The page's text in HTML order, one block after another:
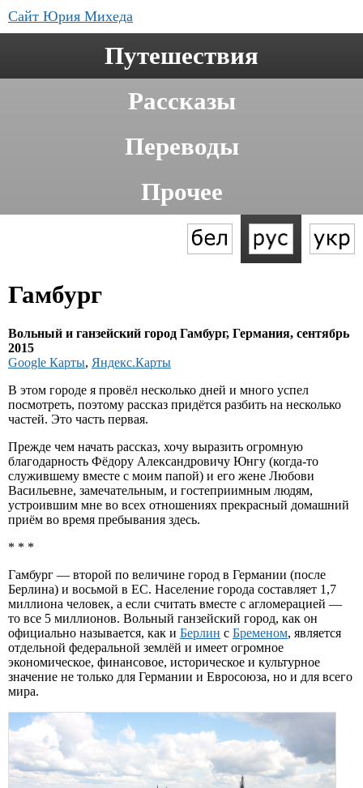
Сайт Юрия Михеда
Путешествия
Рассказы
Переводы
Прочее
Гамбург
Вольный и ганзейский город Гамбург, Германия, сентябрь
2015
Google Карты, Яндекс.Карты
В этом городе я провёл несколько дней и много успел
посмотреть, поэтому рассказ придётся разбить на несколько
частей. Это часть первая.
Прежде чем начать рассказ, хочу выразить огромную
благодарность Фёдору Александровичу Юнгу (когда-то
служившему вместе с моим папой) и его жене Любови
Васильевне, замечательным, и гостеприимным людям,
устроившим мне во всех отношениях прекрасный домашний
приём во время пребывания здесь.
* * *
Гамбург — второй по величине город в Германии (после
Берлина) и восьмой в ЕС. Население города составляет 1,7
миллиона человек, а если считать вместе с агломерацией —
то все 5 миллионов. Вольный ганзейский город, как он
официально называется, как и Берлин с Бременом, является
отдельной федеральной землёй и имеет огромное
экономическое, финансовое, историческое и культурное
значение не только для Германии и Евросоюза, но и для всего
мира.